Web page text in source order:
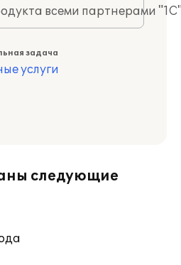
всеми партнерами
задача
услуги
следующие